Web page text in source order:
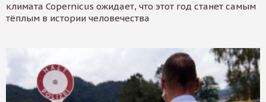
климата Copernicus ожидает, что этот год станет самым
тёплым в истории человечества